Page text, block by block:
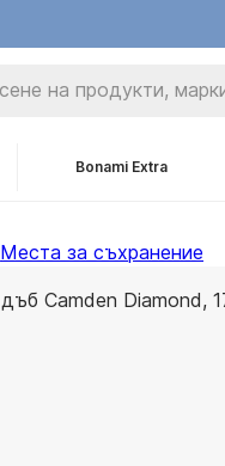
Bonami Extra
Места за съхранение